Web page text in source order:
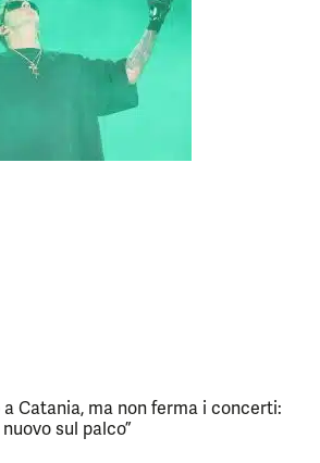
Catania, ma non ferma i concerti:
sul palco”